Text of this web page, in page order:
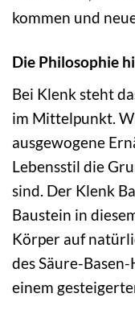
kommen und
Die Philosophie
Bei Klenk steht
im Mittelpunkt.
ausgewogene
Lebensstil die
sind. Der Klenk
Baustein in
Körper auf
des Säure-
einem